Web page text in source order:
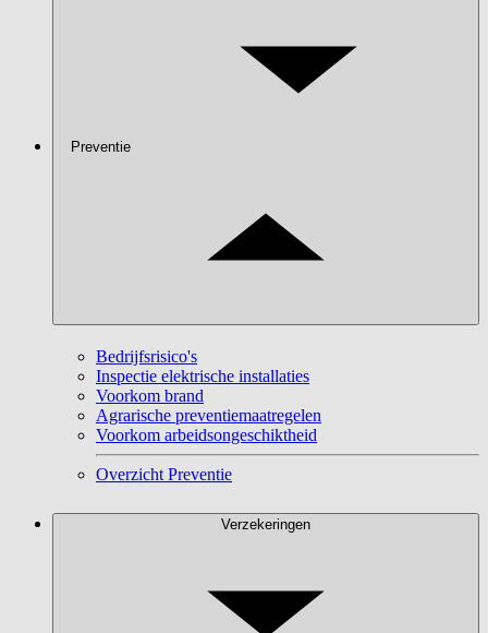
Preventie
Bedrijfsrisico's
Inspectie elektrische installaties
Voorkom brand
Agrarische preventiemaatregelen
Voorkom arbeidsongeschiktheid
Overzicht Preventie
Verzekeringen